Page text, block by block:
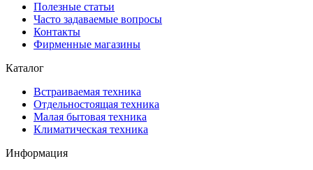
Полезные статьи
Часто задаваемые вопросы
Контакты
Фирменные магазины
Каталог
Встраиваемая техника
Отдельностоящая техника
Малая бытовая техника
Климатическая техника
Информация